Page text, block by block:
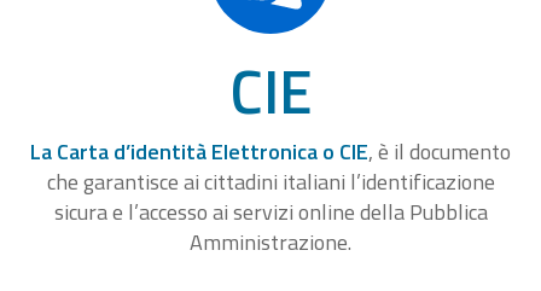
CIE
La Carta d’identità Elettronica o CIE, è il documento
che garantisce ai cittadini italiani l’identificazione
sicura e l’accesso ai servizi online della Pubblica
Amministrazione.